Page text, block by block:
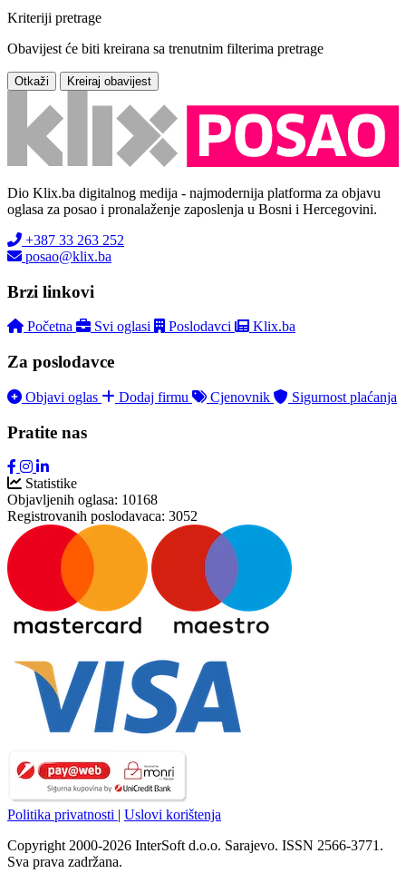
Kriteriji pretrage
Obavijest će biti kreirana sa trenutnim filterima pretrage
Otkaži Kreiraj obavijest
Dio Klix.ba digitalnog medija - najmodernija platforma za objavu
oglasa za posao i pronalaženje zaposlenja u Bosni i Hercegovini.
+387 33 263 252
posao@klix.ba
Brzi linkovi
Početna Svi oglasi Poslodavci Klix.ba
Za poslodavce
Objavi oglas Dodaj firmu Cjenovnik Sigurnost plaćanja
Pratite nas
Statistike
Objavljenih oglasa: 10168
Registrovanih poslodavaca: 3052
Politika privatnosti | Uslovi korištenja
Copyright 2000-2026 InterSoft d.o.o. Sarajevo. ISSN 2566-3771.
Sva prava zadržana.